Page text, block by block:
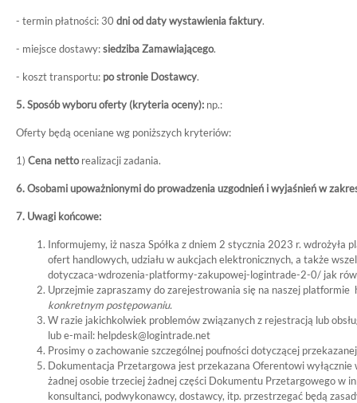
- termin płatności: 30 dni od daty wystawienia faktury.
- miejsce dostawy:siedziba Zamawiającego.
- koszt transportu: po stronie Dostawcy.
5. Sposób wyboru oferty (kryteria oceny): np.:
Oferty będą oceniane wg poniższych kryteriów:
1) Cena nettorealizacji zadania.
6. Osobami upoważnionymi do prowadzenia uzgodnień i wyjaśnień w
7. Uwagi końcowe:
Informujemy, iż nasza Spółka z dniem 2 stycznia 2023 r.
ofert handlowych, udziału w aukcjach elektronicznych, a także
dotyczaca-wdrozenia-platformy-zakupowej-logintrade-2-0/ jak
Uprzejmie zapraszamy do zarejestrowania się na naszej
konkretnym postępowaniu.
W razie jakichkolwiek problemów związanych z rejestracją lub
lub e-mail: helpdesk@logintrade.net
Prosimy o zachowanie szczególnej poufności dotyczącej
Dokumentacja Przetargowa jest przekazana Oferentowi
żadnej osobie trzeciej żadnej części Dokumentu Przetargowego w
konsultanci, podwykonawcy, dostawcy, itp. przestrzegać będą